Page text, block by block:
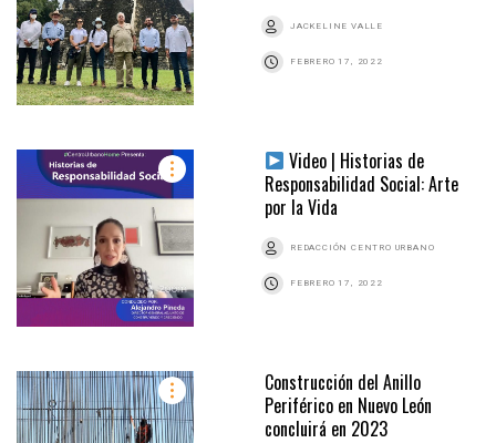
JACKELINE VALLE
FEBRERO 17, 2022
Video | Historias de
Responsabilidad Social: Arte
por la Vida
REDACCIÓN CENTRO URBANO
FEBRERO 17, 2022
Construcción del Anillo
Periférico en Nuevo León
concluirá en 2023